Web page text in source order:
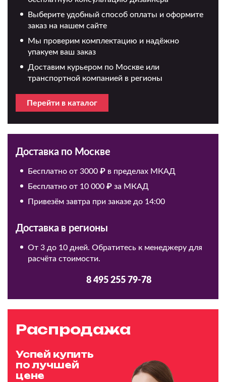
Выберите удобный способ оплаты и оформите
заказ на нашем сайте
Мы проверим комплектацию и надёжно
упакуем ваш заказ
Доставим курьером по Москве или
транспортной компанией в регионы
Перейти в каталог
Доставка по Москве
Бесплатно от 3000 ₽ в пределах МКАД
Бесплатно от 10 000 ₽ за МКАД
Привезём завтра при заказе до 14:00
Доставка в регионы
От 3 до 10 дней. Обратитесь к менеджеру для
расчёта стоимости.
8 495 255 79-78
Распродажа
Успей купить
по лучшей
цене